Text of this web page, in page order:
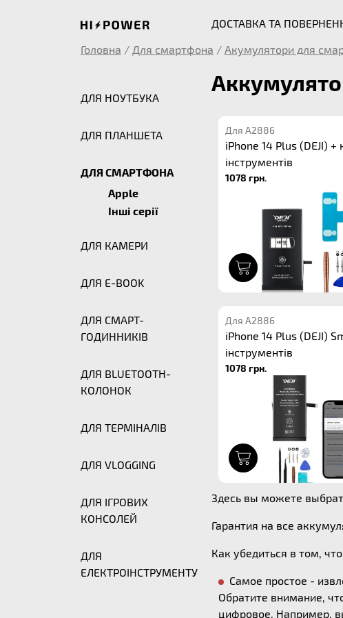
ДОСТАВКА ТА
Головна / Для смартфона / Акумулятори для
ДЛЯ НОУТБУКА
ДЛЯ ПЛАНШЕТА
ДЛЯ СМАРТФОНА
Apple
Інші серії
ДЛЯ КАМЕРИ
ДЛЯ E-BOOK
ДЛЯ СМАРТ-
ГОДИННИКІВ
ДЛЯ BLUETOOTH-
КОЛОНОК
ДЛЯ ТЕРМІНАЛІВ
ДЛЯ VLOGGING
ДЛЯ ІГРОВИХ
КОНСОЛЕЙ
ДЛЯ
ЕЛЕКТРОІНСТРУМЕНТУ
Для A2886
iPhone 14 Plus (DEJI) +
інструментів
1078 грн.
Для A2886
iPhone 14 Plus (DEJI)
інструментів
1078 грн.
Здесь вы можете
Гарантия на все
Как убедиться в том,
Самое простое -
Обратите внимание,
цифровое. Например,